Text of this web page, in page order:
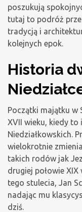
poszukują
tutaj to podróż
tradycją i
kolejnych epok.
Historia
Początki majątku w
XVII wieku, kiedy
Niedziałkowskich.
wielokrotnie
takich rodów jak
drugiej połowie
tego stulecia, Jan
nadając mu
dziś.